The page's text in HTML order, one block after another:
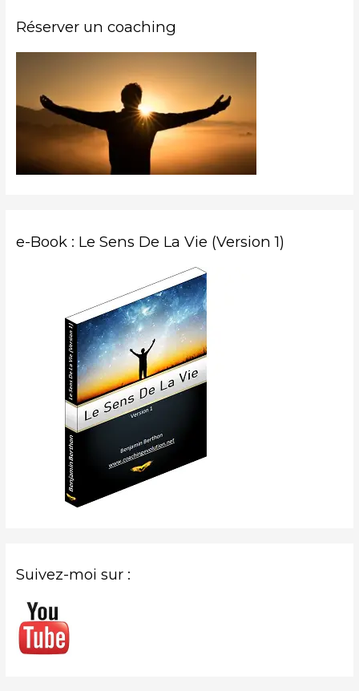
e
e
Réserver un coaching
e-Book : Le Sens De La Vie (Version 1)
Suivez-moi sur :